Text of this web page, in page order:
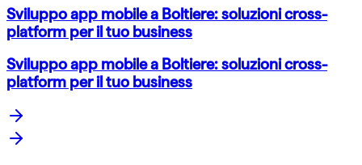
Sviluppo app mobile a Boltiere: soluzioni cross-
platform per il tuo business
Sviluppo app mobile a Boltiere: soluzioni cross-
platform per il tuo business